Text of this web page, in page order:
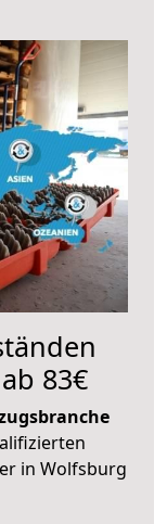
83€
in Wolfsburg